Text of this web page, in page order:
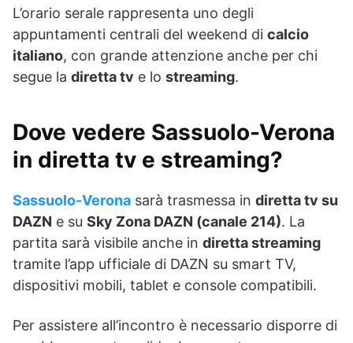
L’orario serale rappresenta uno degli
appuntamenti centrali del weekend di calcio
italiano, con grande attenzione anche per chi
segue la diretta tv e lo streaming.
Dove vedere Sassuolo-Verona
in diretta tv e streaming?
Sassuolo-Verona sarà trasmessa in diretta tv su
DAZN e su Sky Zona DAZN (canale 214). La
partita sarà visibile anche in diretta streaming
tramite l’app ufficiale di DAZN su smart TV,
dispositivi mobili, tablet e console compatibili.
Per assistere all’incontro è necessario disporre di